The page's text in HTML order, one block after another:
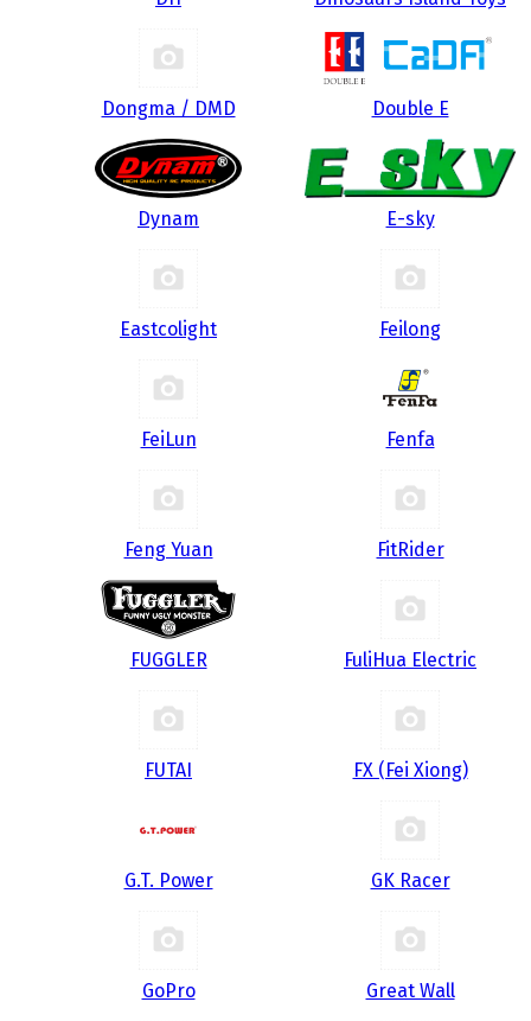
Dongma / DMD Double E
Dynam E-sky
Eastcolight Feilong
FeiLun Fenfa
Feng Yuan FitRider
FUGGLER FuliHua Electric
FUTAI FX (Fei Xiong)
G.T. Power GK Racer
GoPro Great Wall